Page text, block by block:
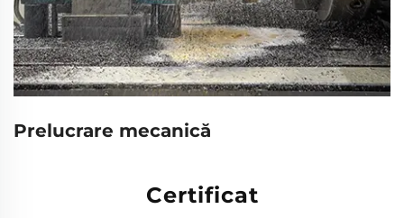
Prelucrare mecanică
Certificat